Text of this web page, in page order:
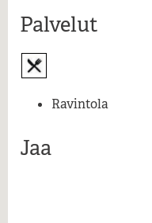
Palvelut
Ravintola
Jaa